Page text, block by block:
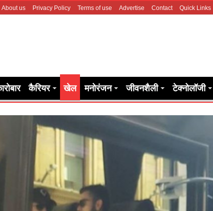
About us Privacy Policy Terms of use Advertise Contact Quick Links
कैरियर खेल मनोरंजन जीवनशैली टेक्नोलॉजी